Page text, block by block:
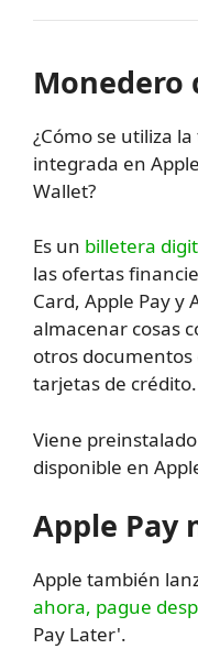
Monedero
¿Cómo se utiliza
integrada en
Wallet?
Es un billetera
las ofertas
Card, Apple Pay y
almacenar cosas
otros
tarjetas de crédito.
Viene
disponible en
Apple Pay
Apple también
ahora, pague
Pay Later'.